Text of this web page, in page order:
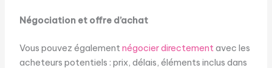
Négociation et offre d’achat
Vous pouvez égalementnégocier directementavec les
acheteurs potentiels : prix, délais, éléments inclus dans